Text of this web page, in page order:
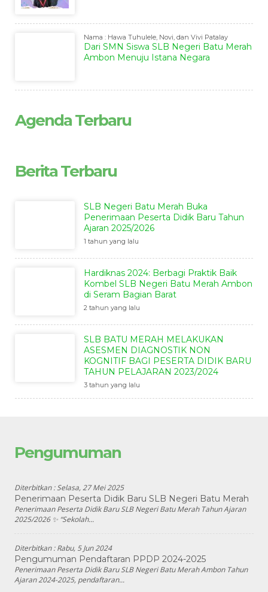
Nama : Hawa Tuhulele, Novi, dan Vivi Patalay
Dari SMN Siswa SLB Negeri Batu Merah
Ambon Menuju Istana Negara
Agenda Terbaru
Berita Terbaru
SLB Negeri Batu Merah Buka
Penerimaan Peserta Didik Baru Tahun
Ajaran 2025/2026
1 tahun yang lalu
Hardiknas 2024: Berbagi Praktik Baik
Kombel SLB Negeri Batu Merah Ambon
di Seram Bagian Barat
2 tahun yang lalu
SLB BATU MERAH MELAKUKAN
ASESMEN DIAGNOSTIK NON
KOGNITIF BAGI PESERTA DIDIK BARU
TAHUN PELAJARAN 2023/2024
3 tahun yang lalu
Pengumuman
Diterbitkan :Selasa, 27 Mei 2025
Penerimaan Peserta Didik Baru SLB Negeri Batu Merah
Penerimaan Peserta Didik Baru SLB Negeri Batu Merah Tahun Ajaran
2025/2026 ✨ “Sekolah...
Diterbitkan :Rabu, 5 Jun 2024
Pengumuman Pendaftaran PPDP 2024-2025
Penerimaan Peserta Didik Baru SLB Negeri Batu Merah Ambon Tahun
Ajaran 2024-2025, pendaftaran...